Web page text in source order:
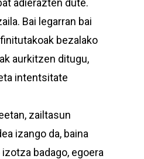
adierazten dute.
Bai legarran bai
bezalako
aurkitzen ditugu,
intentsitate
zailtasun
izango da, baina
badago, egoera